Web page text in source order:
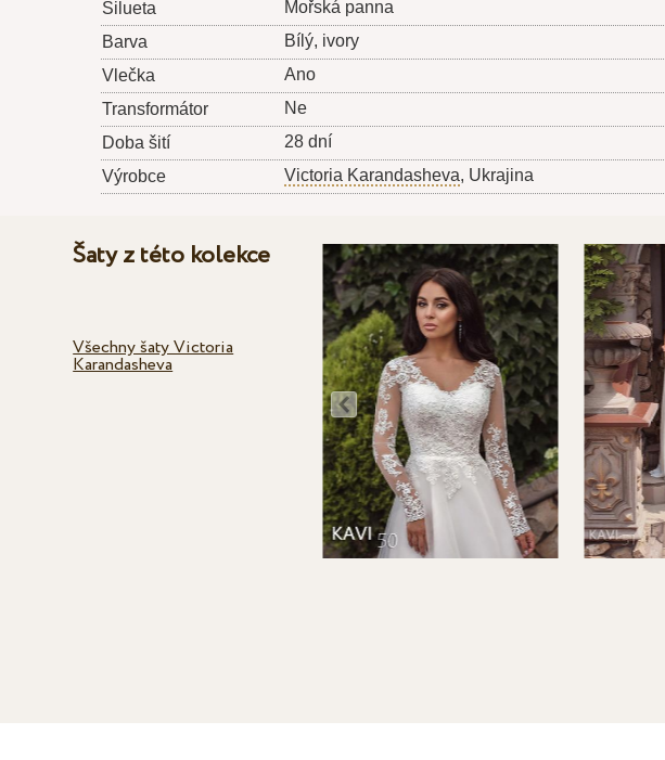
Silueta
Mořská panna
Barva
Bílý, ivory
Vlečka
Ano
Transformátor
Ne
Doba šití
28 dní
Výrobce
Victoria Karandasheva, Ukrajina
Šaty z této kolekce
Všechny šaty Victoria
Karandasheva